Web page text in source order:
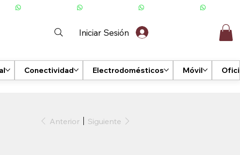
Iniciar Sesión
Conectividad Electrodomésticos Móvil
Anterior Siguiente